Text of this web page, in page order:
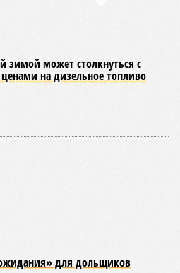
зимой может столкнуться с
на дизельное топливо
для дольщиков